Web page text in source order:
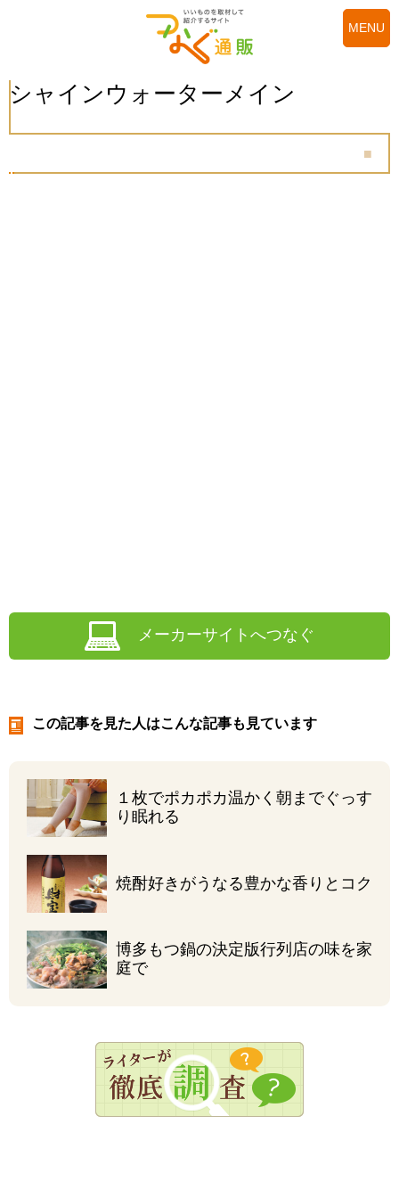
MENU
シャインウォーターメイン
メーカーサイトへつなぐ
この記事を見た人はこんな記事も見ています
１枚でポカポカ温かく 朝までぐっす
り眠れる
焼酎好きがうなる豊かな香りとコク
博多もつ鍋の決定版行列店の味を家
庭で